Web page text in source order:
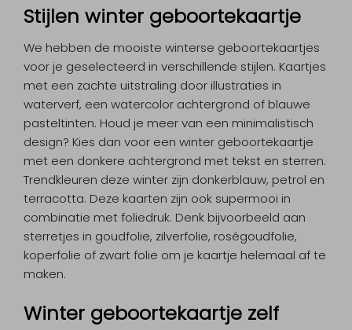
Stijlen winter geboortekaartje
We hebben de mooiste winterse geboortekaartjes
voor je geselecteerd in verschillende stijlen. Kaartjes
met een zachte uitstraling door illustraties in
waterverf, een watercolor achtergrond of blauwe
pasteltinten. Houd je meer van een minimalistisch
design? Kies dan voor een winter geboortekaartje
met een donkere achtergrond met tekst en sterren.
Trendkleuren deze winter zijn donkerblauw, petrol en
terracotta. Deze kaarten zijn ook supermooi in
combinatie met foliedruk. Denk bijvoorbeeld aan
sterretjes in goudfolie, zilverfolie, roségoudfolie,
koperfolie of zwart folie om je kaartje helemaal af te
maken.
Winter geboortekaartje zelf